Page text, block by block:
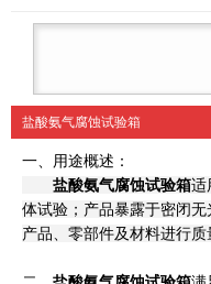
盐酸氨气腐蚀试验箱
一、用途概述：
盐酸氨气腐蚀试验箱适
体试验；产品暴露于密闭
产品、零部件及材料进行质